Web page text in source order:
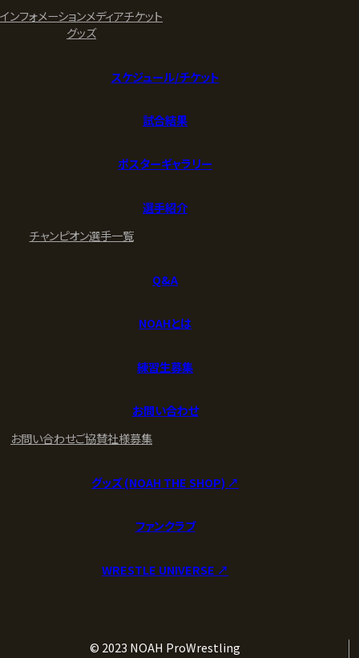
インフォメーションメディアチケット
グッズ
スケジュール/チケット
試合結果
ポスターギャラリー
選手紹介
チャンピオン選手一覧
Q&A
NOAHとは
練習生募集
お問い合わせ
お問い合わせご協賛社様募集
グッズ (NOAH THE SHOP) ↗︎
ファンクラブ
WRESTLE UNIVERSE ↗︎
© 2023 NOAH ProWrestling